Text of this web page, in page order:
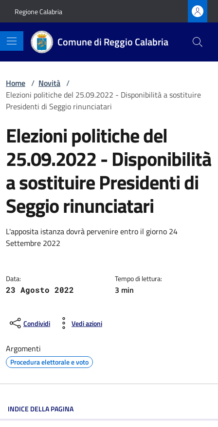
Regione Calabria
Comune di Reggio Calabria
Home / Novità /
Elezioni politiche del 25.09.2022 - Disponibilità a sostituire
Presidenti di Seggio rinunciatari
Elezioni politiche del
25.09.2022 - Disponibilità
a sostituire Presidenti di
Seggio rinunciatari
Dettagli della notizia
L'apposita istanza dovrà pervenire entro il giorno 24
Settembre 2022
Data:
23 Agosto 2022
Tempo di lettura:
3 min
Condividi Vedi azioni
Argomenti
Procedura elettorale e voto
INDICE DELLA PAGINA